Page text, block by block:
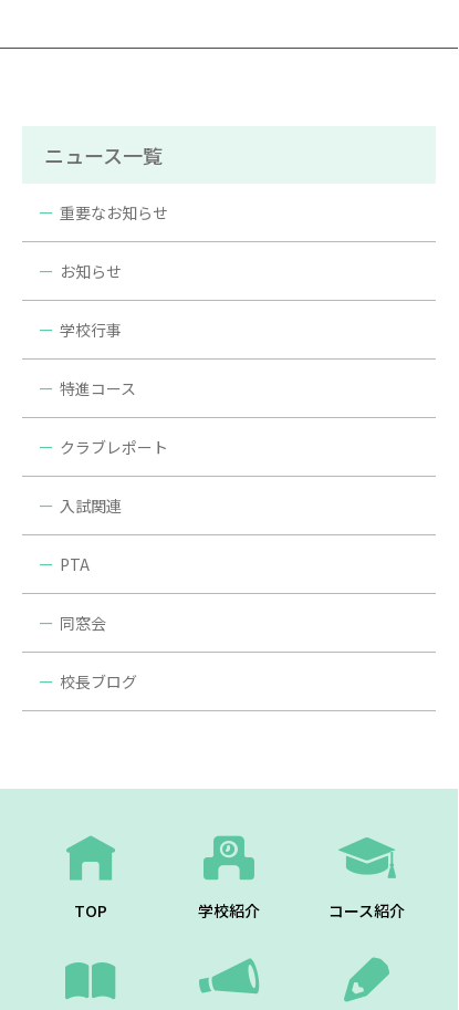
ニュース一覧
重要なお知らせ
お知らせ
学校行事
特進コース
クラブレポート
入試関連
PTA
同窓会
校長ブログ
TOP 学校紹介 コース紹介